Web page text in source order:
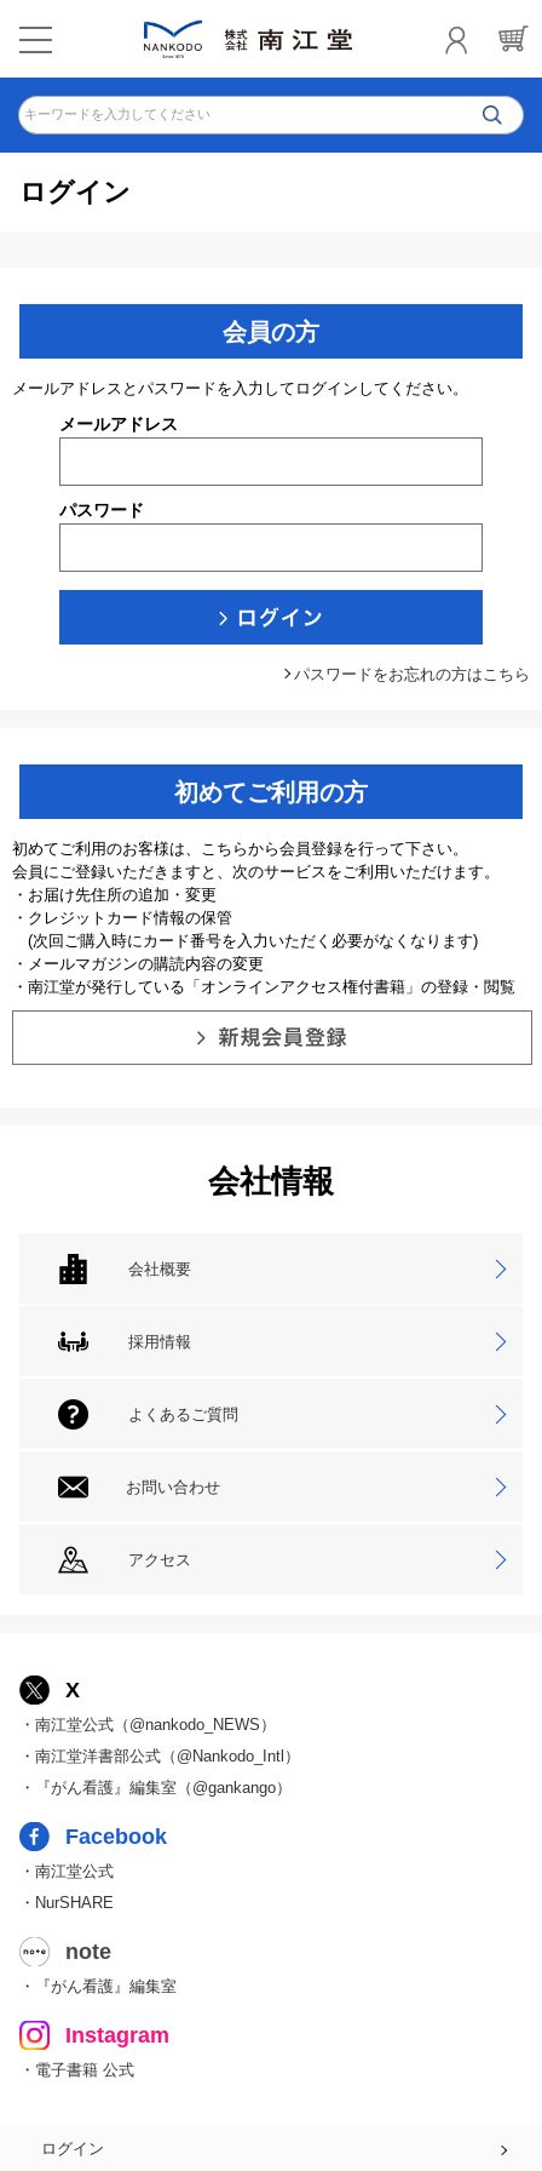
キーワードを入力してください
ログイン
会員の方
メールアドレスとパスワードを入力してログインしてください。
メールアドレス
パスワード
パスワードをお忘れの方はこちら
初めてご利用の方
初めてご利用のお客様は、こちらから会員登録を行って下さい。
会員にご登録いただきますと、次のサービスをご利用いただけます。
・お届け先住所の追加・変更
・クレジットカード情報の保管
(次回ご購入時にカード番号を入力いただく必要がなくなります)
・メールマガジンの購読内容の変更
・南江堂が発行している「オンラインアクセス権付書籍」の登録・閲覧
会社情報
会社概要
採用情報
よくあるご質問
お問い合わせ
アクセス
X
・南江堂公式（@nankodo_NEWS）
・南江堂洋書部公式（@Nankodo_Intl）
・『がん看護』編集室（@gankango）
Facebook
・南江堂公式
・NurSHARE
note
・『がん看護』編集室
Instagram
・電子書籍 公式
ログイン